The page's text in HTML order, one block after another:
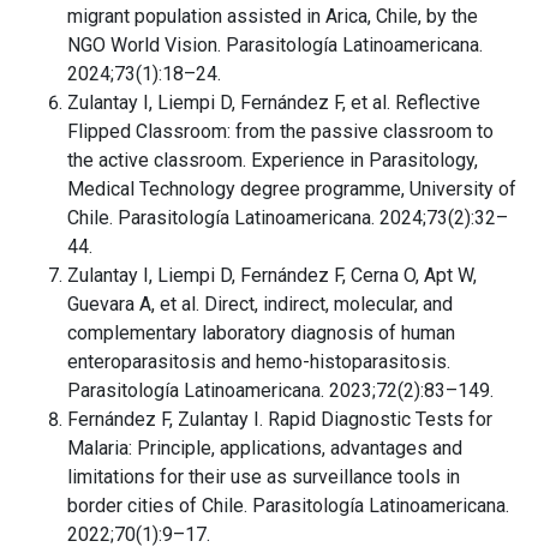
migrant population assisted in Arica, Chile, by the
NGO World Vision. Parasitología Latinoamericana.
2024;73(1):18–24.
Zulantay I, Liempi D, Fernández F, et al. Reflective
Flipped Classroom: from the passive classroom to
the active classroom. Experience in Parasitology,
Medical Technology degree programme, University of
Chile. Parasitología Latinoamericana. 2024;73(2):32–
44.
Zulantay I, Liempi D, Fernández F, Cerna O, Apt W,
Guevara A, et al. Direct, indirect, molecular, and
complementary laboratory diagnosis of human
enteroparasitosis and hemo-histoparasitosis.
Parasitología Latinoamericana. 2023;72(2):83–149.
Fernández F, Zulantay I. Rapid Diagnostic Tests for
Malaria: Principle, applications, advantages and
limitations for their use as surveillance tools in
border cities of Chile. Parasitología Latinoamericana.
2022;70(1):9–17.